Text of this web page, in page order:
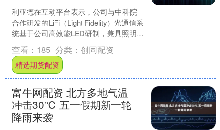
利亚德在互动平台表示，公司与中科院
合作研发的LiFi（Light Fidelity）光通信系
统基于公司高效能LED研制，兼具照明与
通信功能，具备隐蔽性好、抗干扰....
查看： 185 分类： 创同配资
精选期货配资
富牛网配资 北方多地气温
冲击30℃ 五一假期新一轮
降雨来袭